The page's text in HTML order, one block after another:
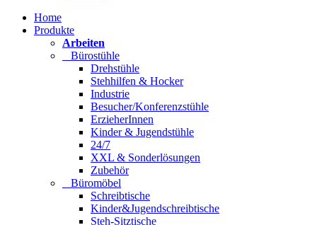
Home
Produkte
Arbeiten
Bürostühle
Drehstühle
Stehhilfen & Hocker
Industrie
Besucher/Konferenzstühle
ErzieherInnen
Kinder & Jugendstühle
24/7
XXL & Sonderlösungen
Zubehör
Büromöbel
Schreibtische
Kinder&Jugendschreibtische
Steh-Sitztische